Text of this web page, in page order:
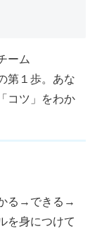
ーム
第１歩。あな
コツ」をわか
る→できる→
を身につけて